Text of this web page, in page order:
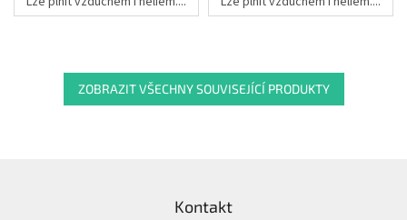
ZOBRAZIT VŠECHNY SOUVISEJÍCÍ PRODUKTY
Kontakt